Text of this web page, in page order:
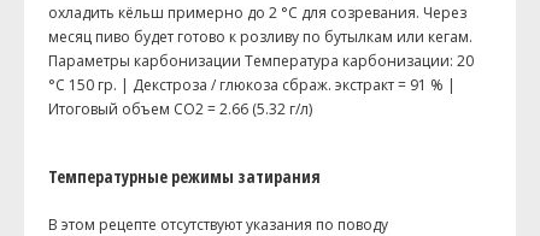
охладить кёльш примерно до 2 °C для созревания. Через
месяц пиво будет готово к розливу по бутылкам или кегам.
Параметры карбонизации Температура карбонизации: 20
°С 150 гр. | Декстроза / глюкоза сбраж. экстракт = 91 % |
Итоговый объем СO2 = 2.66 (5.32 г/л)
Температурные режимы затирания
В этом рецепте отсутствуют указания по поводу